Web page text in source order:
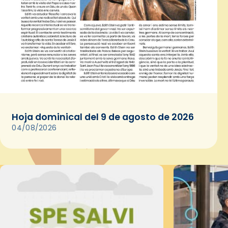
Hoja dominical del 9 de agosto de 2026
04/08/2026